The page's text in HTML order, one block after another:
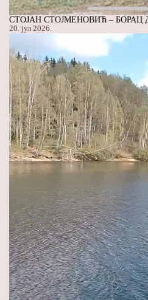
СТОЈАН СТОЈМЕНОВИЋ – БОРАЦ
20. јул 2026.